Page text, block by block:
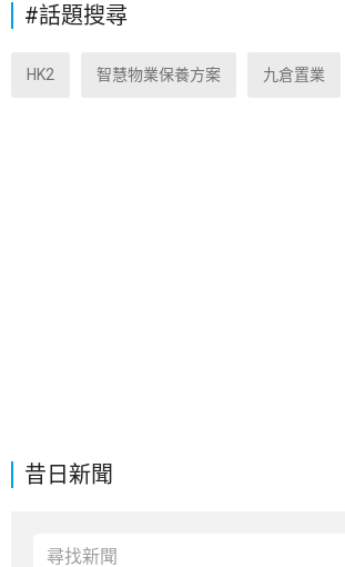
昔日新聞
#話題搜尋
HK2 智慧物業保養方案 九倉置業